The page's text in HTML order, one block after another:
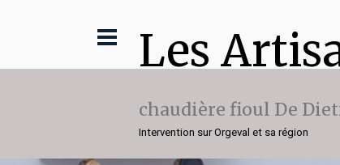
Les
chaudière fioul De
Intervention sur Orgeval et sa région